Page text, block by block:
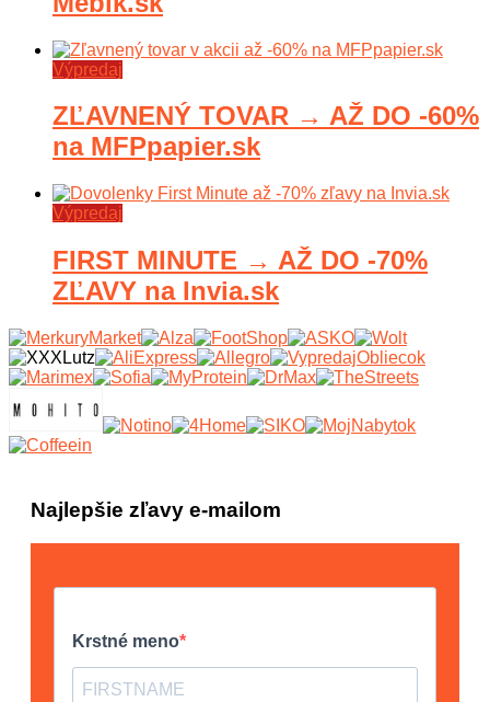
Výpredaj
ZĽAVNENÝ TOVAR → AŽ DO -60%
na MFPpapier.sk
Výpredaj
FIRST MINUTE → AŽ DO -70%
ZĽAVY na Invia.sk
Najlepšie zľavy e-mailom